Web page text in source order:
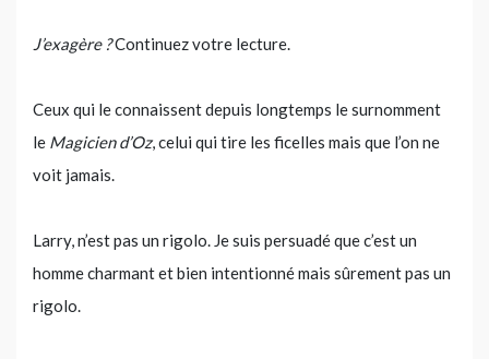
J’exagère ?Continuez votre lecture.
Ceux qui le connaissent depuis longtemps le surnomment
le Magicien d’Oz, celui qui tire les ficelles mais que l’on ne
voit jamais.
Larry, n’est pas un rigolo. Je suis persuadé que c’est un
homme charmant et bien intentionné mais sûrement pas un
rigolo.